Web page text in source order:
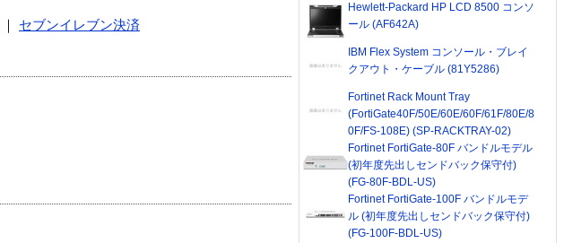
セブンイレブン決済
Hewlett-Packard HP LCD 8500 コンソ
ール (AF642A)
IBM Flex System コンソール・ブレイ
クアウト・ケーブル (81Y5286)
Fortinet Rack Mount Tray
(FortiGate40F/50E/60E/60F/61F/80E/8
0F/FS-108E) (SP-RACKTRAY-02)
Fortinet FortiGate-80F バンドルモデル
(初年度先出しセンドバック保守付)
(FG-80F-BDL-US)
Fortinet FortiGate-100F バンドルモデ
ル (初年度先出しセンドバック保守付)
(FG-100F-BDL-US)